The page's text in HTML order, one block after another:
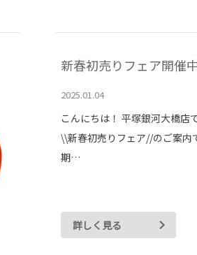
新春初売りフェア開催
2025.01.04
こんにちは！ 平塚銀河大橋店
\\新春初売りフェア//のご案内
期…
詳しく見る